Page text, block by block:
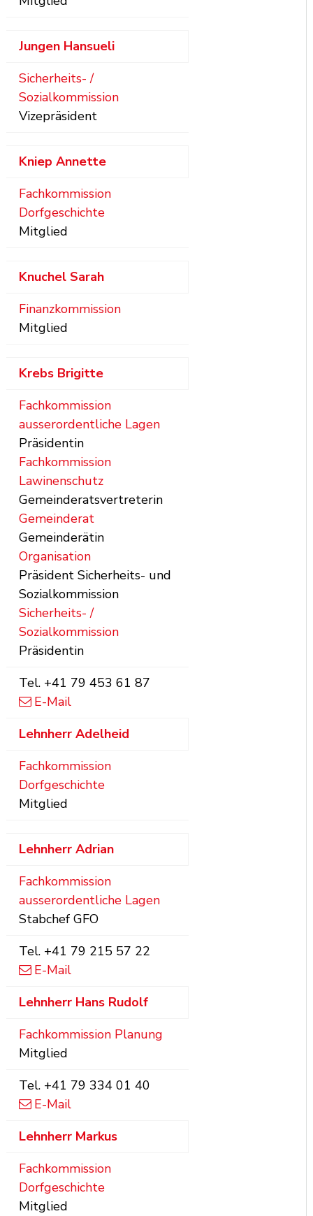
Jungen Hansueli
Sicherheits- /
Sozialkommission
Vizepräsident
Kniep Annette
Fachkommission
Dorfgeschichte
Mitglied
Knuchel Sarah
Finanzkommission
Mitglied
Krebs Brigitte
Fachkommission
ausserordentliche Lagen
Präsidentin
Fachkommission
Lawinenschutz
Gemeinderatsvertreterin
Gemeinderat
Gemeinderätin
Organisation
Präsident Sicherheits- und
Sozialkommission
Sicherheits- /
Sozialkommission
Präsidentin
Tel. +41 79 453 61 87
E-Mail
Lehnherr Adelheid
Fachkommission
Dorfgeschichte
Mitglied
Lehnherr Adrian
Fachkommission
ausserordentliche Lagen
Stabchef GFO
Tel. +41 79 215 57 22
E-Mail
Lehnherr Hans Rudolf
Fachkommission Planung
Mitglied
Tel. +41 79 334 01 40
E-Mail
Lehnherr Markus
Fachkommission
Dorfgeschichte
Mitglied